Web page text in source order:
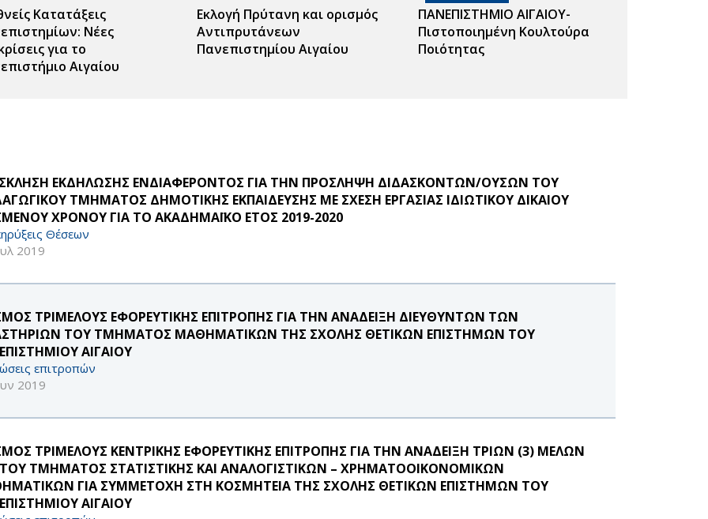
Κατατάξεις
Νέες
για το
Αιγαίου
Εκλογή Πρύτανη και ορισμός
Αντιπρυτάνεων
Πανεπιστημίου Αιγαίου
ΠΑΝΕΠΙΣΤΗΜΙΟ ΑΙΓΑΙΟΥ-
Πιστοποιημένη Κουλτούρα
Ποιότητας
ΕΚΔΗΛΩΣΗΣ ΕΝΔΙΑΦΕΡΟΝΤΟΣ ΓΙΑ ΤΗΝ ΠΡΟΣΛΗΨΗ ΔΙΔΑΣΚΟΝΤΩΝ/ΟΥΣΩΝ ΤΟΥ
ΤΜΗΜΑΤΟΣ ΔΗΜΟΤΙΚΗΣ ΕΚΠΑΙΔΕΥΣΗΣ ΜΕ ΣΧΕΣΗ ΕΡΓΑΣΙΑΣ ΙΔΙΩΤΙΚΟΥ ΔΙΚΑΙΟΥ
ΧΡΟΝΟΥ ΓΙΑ ΤΟ ΑΚΑΔΗΜΑΪΚΟ ΕΤΟΣ 2019-2020
Θέσεων
2019
ΤΡΙΜΕΛΟΥΣ ΕΦΟΡΕΥΤΙΚΗΣ ΕΠΙΤΡΟΠΗΣ ΓΙΑ ΤΗΝ ΑΝΑΔΕΙΞΗ ΔΙΕΥΘΥΝΤΩΝ ΤΩΝ
ΤΟΥ ΤΜΗΜΑΤΟΣ ΜΑΘΗΜΑΤΙΚΩΝ ΤΗΣ ΣΧΟΛΗΣ ΘΕΤΙΚΩΝ ΕΠΙΣΤΗΜΩΝ ΤΟΥ
ΑΙΓΑΙΟΥ
επιτροπών
2019
ΤΡΙΜΕΛΟΥΣ ΚΕΝΤΡΙΚΗΣ ΕΦΟΡΕΥΤΙΚΗΣ ΕΠΙΤΡΟΠΗΣ ΓΙΑ ΤΗΝ ΑΝΑΔΕΙΞΗ ΤΡΙΩΝ (3) ΜΕΛΩΝ
ΤΜΗΜΑΤΟΣ ΣΤΑΤΙΣΤΙΚΗΣ ΚΑΙ ΑΝΑΛΟΓΙΣΤΙΚΩΝ – ΧΡΗΜΑΤΟΟΙΚΟΝΟΜΙΚΩΝ
ΓΙΑ ΣΥΜΜΕΤΟΧΗ ΣΤΗ ΚΟΣΜΗΤΕΙΑ ΤΗΣ ΣΧΟΛΗΣ ΘΕΤΙΚΩΝ ΕΠΙΣΤΗΜΩΝ ΤΟΥ
ΑΙΓΑΙΟΥ